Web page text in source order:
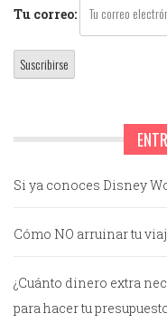
Tu correo:
Si ya conoces Disney
Cómo NO arruinar tu
¿Cuánto dinero extra
para hacer tu